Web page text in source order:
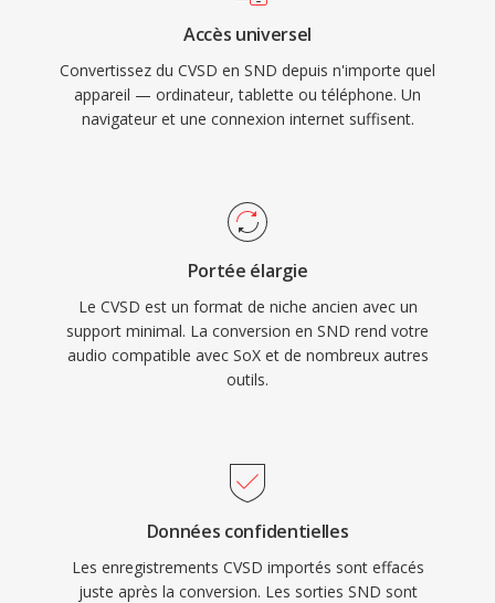
Accès universel
Convertissez du CVSD en SND depuis n'importe quel
appareil — ordinateur, tablette ou téléphone. Un
navigateur et une connexion internet suffisent.
Portée élargie
Le CVSD est un format de niche ancien avec un
support minimal. La conversion en SND rend votre
audio compatible avec SoX et de nombreux autres
outils.
Données confidentielles
Les enregistrements CVSD importés sont effacés
juste après la conversion. Les sorties SND sont